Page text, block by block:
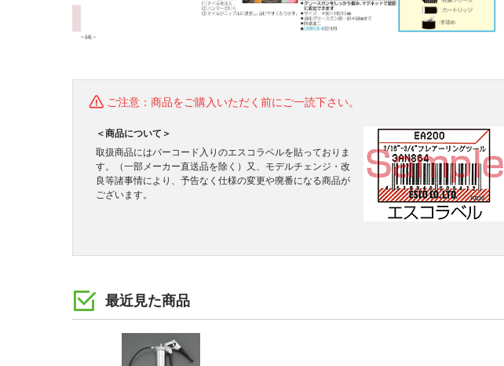
ご注意：商品をご購入いただく前にご一読下さい。
＜商品について＞
取扱商品にはバーコード入りのエスコラベルを貼っておりま
す。（一部メーカー直送品を除く）又、モデルチェンジ・改
良等諸事情により、予告なく仕様の変更や廃番になる商品が
ございます。
最近見た商品